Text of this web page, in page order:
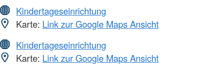
Kindertageseinrichtung
Karte: Link zur Google Maps Ansicht
Kindertageseinrichtung
Karte: Link zur Google Maps Ansicht